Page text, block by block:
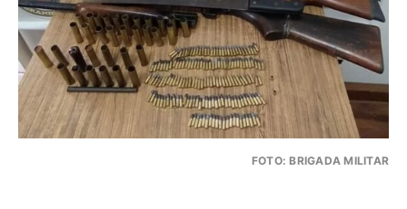
FOTO: BRIGADA MILITAR